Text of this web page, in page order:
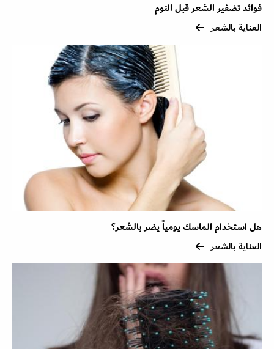
فوائد تضفير الشعر قبل النوم
العناية بالشعر
هل استخدام الماسك يومياً يضر بالشعر؟
العناية بالشعر